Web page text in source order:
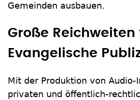
Gemeinden ausbauen.
Große Reichweiten
Evangelische
Mit der Produktion von Audio-
privaten und öffentlich-